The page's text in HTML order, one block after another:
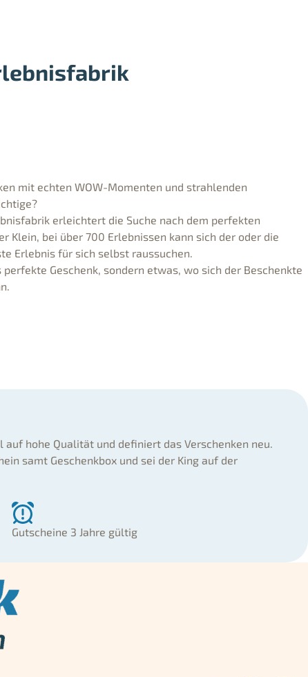
mit echten WOW-Momenten und strahlenden
erleichtert die Suche nach dem perfekten
Klein, bei über 700 Erlebnissen kann sich der oder die
Erlebnis für sich selbst raussuchen.
Geschenk, sondern etwas, wo sich der Beschenkte
hohe Qualität und definiert das Verschenken neu.
samt Geschenkbox und sei der King auf der
Gutscheine 3 Jahre gültig